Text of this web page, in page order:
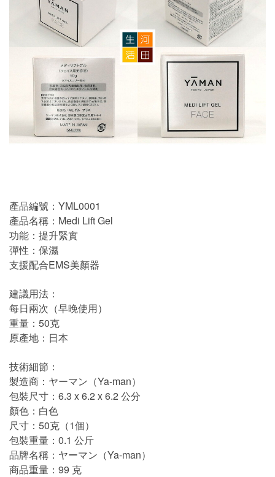
產品編號：YML0001
產品名稱：Medi Lift Gel
功能：提升緊實
彈性：保濕
支援配合EMS美顏器
建議用法：
每日兩次（早晚使用）
重量：50克
原產地：日本
技術細節：
製造商：ヤーマン（Ya-man）
包裝尺寸：6.3 x 6.2 x 6.2 公分
顏色：白色
尺寸：50克（1個）
包裝重量：0.1 公斤
品牌名稱：ヤーマン（Ya-man）
商品重量：99 克